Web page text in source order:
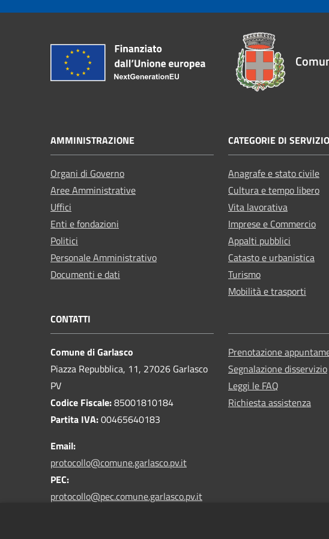
AMMINISTRAZIONE
Organi di Governo
Aree Amministrative
Uffici
Enti e fondazioni
Politici
Personale Amministrativo
Documenti e dati
CATEGORIE DI SERVIZIO
Anagrafe e stato civile
Cultura e tempo libero
Vita lavorativa
Imprese e Commercio
Appalti pubblici
Catasto e urbanistica
Turismo
Mobilità e trasporti
CONTATTI
Comune di Garlasco
Piazza Repubblica, 11, 27026 Garlasco
PV
Codice Fiscale:85001810184
Partita IVA:00465640183
Email:
protocollo@comune.garlasco.pv.it
PEC:
protocollo@pec.comune.garlasco.pv.it
Prenotazione
Segnalazione disservizio
Leggi le FAQ
Richiesta assistenza